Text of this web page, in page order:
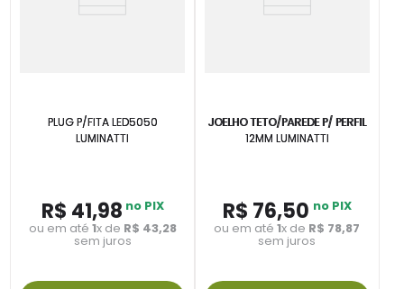
PLUG P/FITA LED5050
LUMINATTI
R$ 41,98 no PIX
ou em até 1x de R$ 43,28
sem juros
JOELHO TETO/PAREDE P/ PERFIL
12MM LUMINATTI
R$ 76,50 no PIX
ou em até1x de R$ 78,87
sem juros